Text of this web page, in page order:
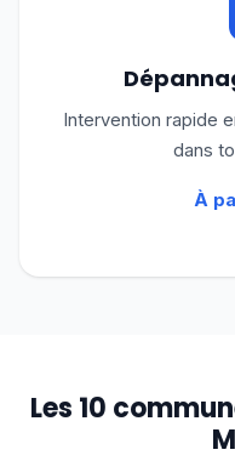
Intervention rapide
dans
À
Les 10